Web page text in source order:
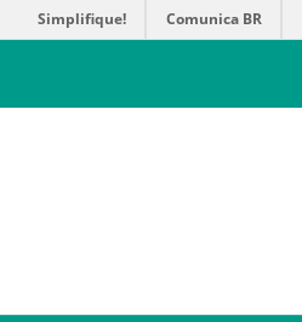
Simplifique! Comunica BR